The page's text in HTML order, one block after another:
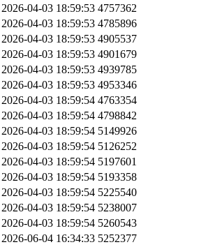
2026-04-03 18:59:53 4757362
2026-04-03 18:59:53 4785896
2026-04-03 18:59:53 4905537
2026-04-03 18:59:53 4901679
2026-04-03 18:59:53 4939785
2026-04-03 18:59:53 4953346
2026-04-03 18:59:54 4763354
2026-04-03 18:59:54 4798842
2026-04-03 18:59:54 5149926
2026-04-03 18:59:54 5126252
2026-04-03 18:59:54 5197601
2026-04-03 18:59:54 5193358
2026-04-03 18:59:54 5225540
2026-04-03 18:59:54 5238007
2026-04-03 18:59:54 5260543
2026-06-04 16:34:33 5252377